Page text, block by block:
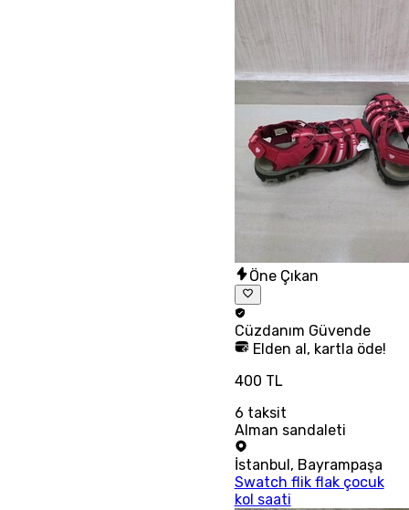
Öne Çıkan
Cüzdanım Güvende
Elden al, kartla öde!
400 TL
6 taksit
Alman sandaleti
İstanbul , Bayrampaşa
Swatch flik flak çocuk
kol saati